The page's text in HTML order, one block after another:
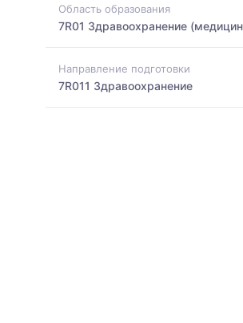
Область образования
7R01 Здравоохранение
Направление подготовки
7R011 Здравоохранение